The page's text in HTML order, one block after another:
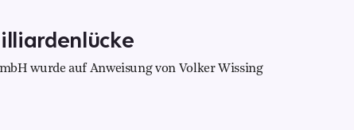
wurde auf Anweisung von Volker Wissing